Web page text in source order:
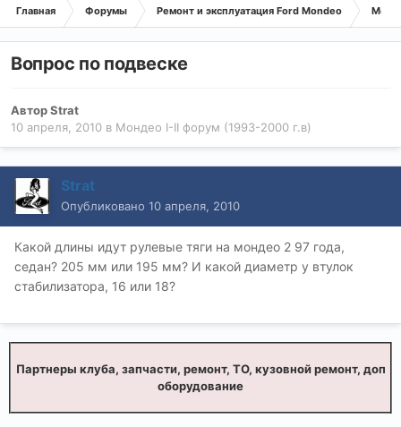
Главная Форумы Ремонт и эксплуатация Ford Mondeo
Вопрос по подвеске
АвторStrat
10 апреля, 2010 в Мондео I-II форум (1993-2000 г.в)
Strat
Опубликовано 10 апреля, 2010
Какой длины идут рулевые тяги на мондео 2 97 года,
седан? 205 мм или 195 мм? И какой диаметр у втулок
стабилизатора, 16 или 18?
Партнеры клуба, запчасти, ремонт, ТО, кузовной ремонт, доп
оборудование